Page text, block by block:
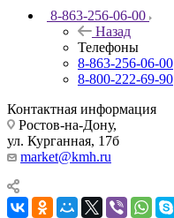
8-863-256-06-00
Назад
Телефоны
8-863-256-06-00
8-800-222-69-90
Контактная информация
Ростов-на-Дону,
ул. Курганная, 17б
market@kmh.ru